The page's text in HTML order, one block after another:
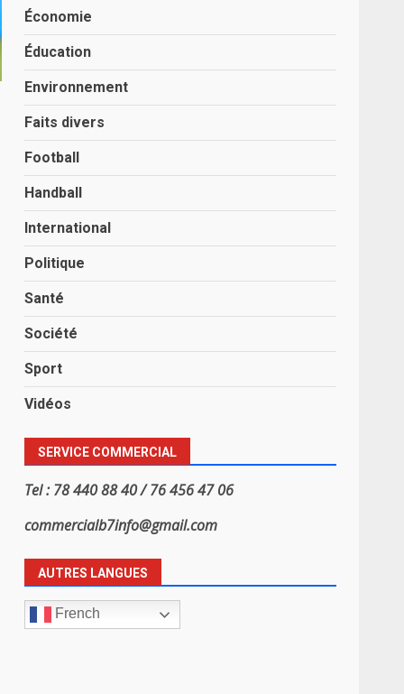
Économie
Éducation
Environnement
Faits divers
Football
Handball
International
Politique
Santé
Société
Sport
Vidéos
SERVICE COMMERCIAL
Tel : 78 440 88 40 / 76 456 47 06
commercialb7info@gmail.com
AUTRES LANGUES
French